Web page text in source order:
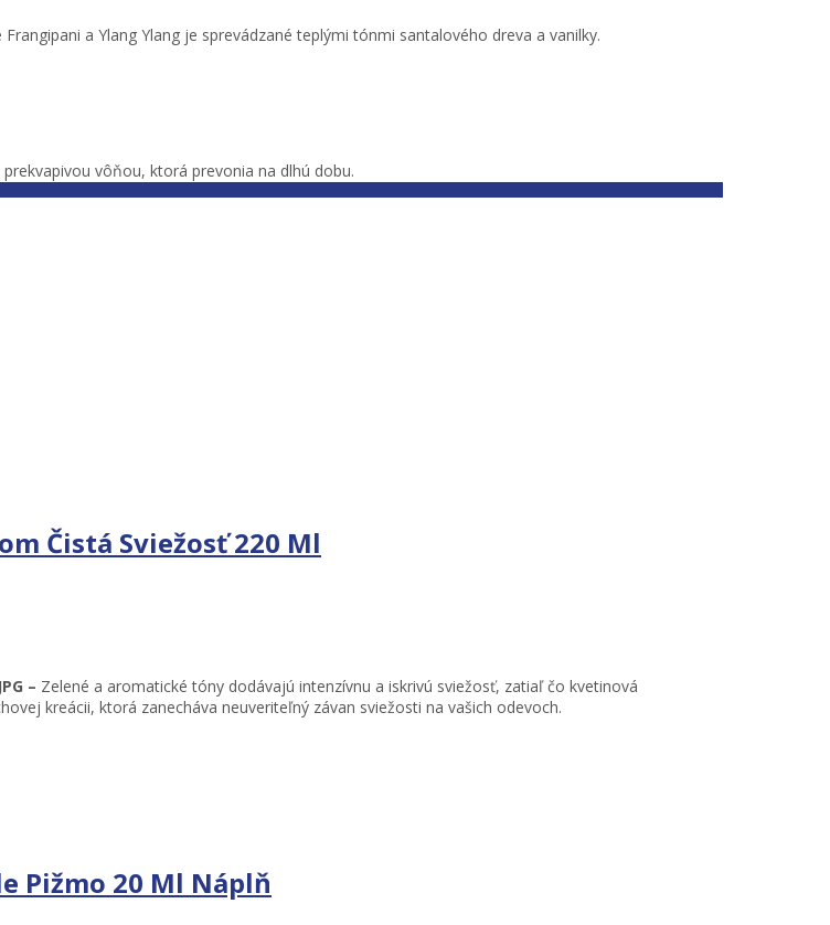
a Ylang Ylang je sprevádzané teplými tónmi santalového dreva a vanilky.
vôňou, ktorá prevonia na dlhú dobu.
Čistá Sviežosť 220 Ml
– Zelené a aromatické tóny dodávajú intenzívnu a iskrivú sviežosť, zatiaľ čo kvetinová
kreácii, ktorá zanecháva neuveriteľný závan sviežosti na vašich odevoch.
Pižmo 20 Ml Náplň